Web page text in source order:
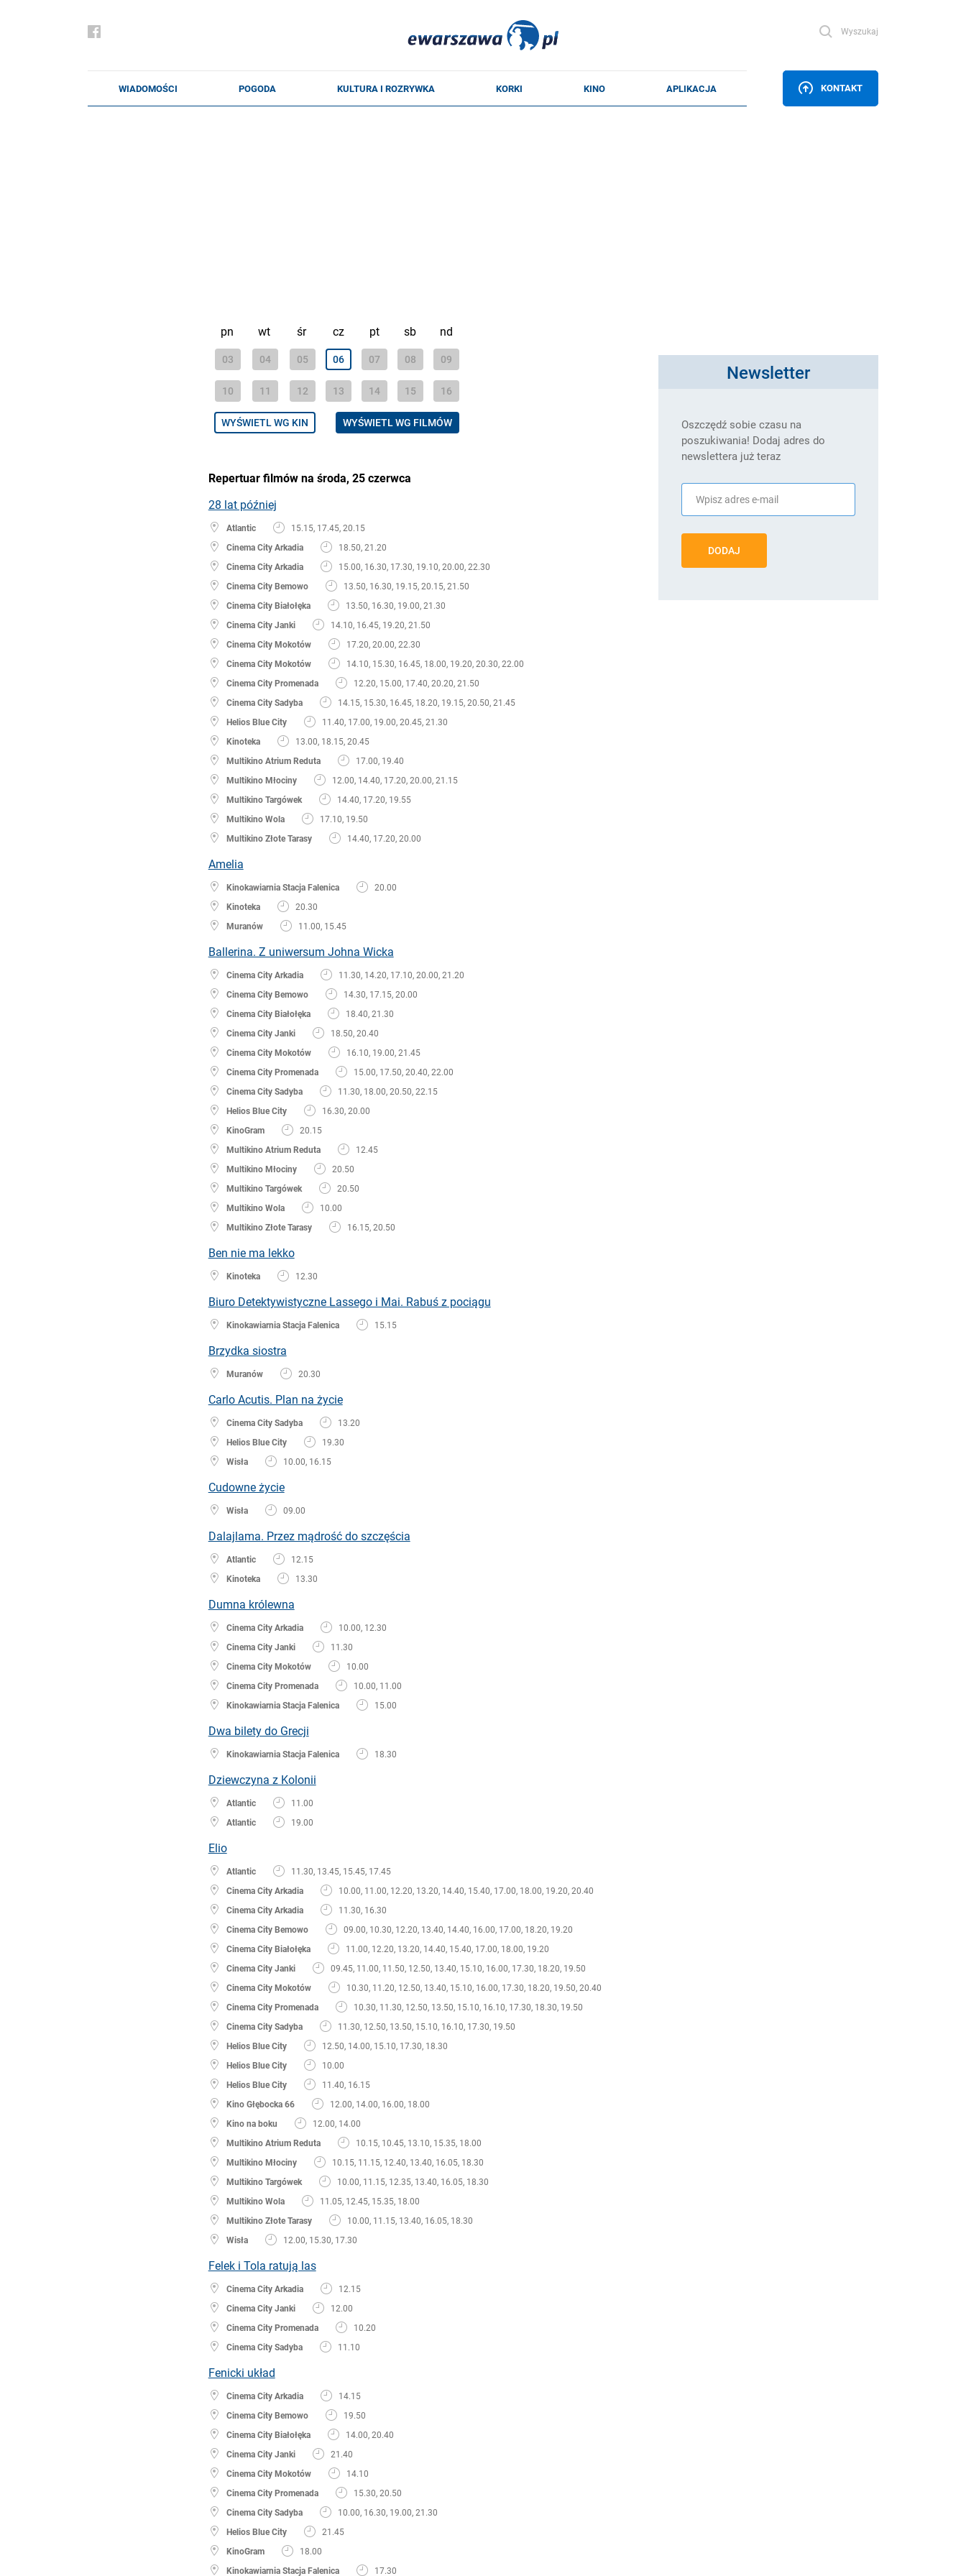
Wyszukaj
KONTAKT
pn wt śr cz pt sb nd
03 04 05 06 07 08 09
10 11 12 13 14 15 16
WYŚWIETL WG KIN WYŚWIETL WG FILMÓW
Repertuar filmów na środa, 25 czerwca
28 lat później
Atlantic
15.15, 17.45, 20.15
Cinema City Arkadia
18.50, 21.20
Cinema City Arkadia
15.00, 16.30, 17.30, 19.10, 20.00, 22.30
Cinema City Bemowo
13.50, 16.30, 19.15, 20.15, 21.50
Cinema City Białołęka
13.50, 16.30, 19.00, 21.30
Cinema City Janki
14.10, 16.45, 19.20, 21.50
Cinema City Mokotów
17.20, 20.00, 22.30
Cinema City Mokotów
14.10, 15.30, 16.45, 18.00, 19.20, 20.30, 22.00
Cinema City Promenada
12.20, 15.00, 17.40, 20.20, 21.50
Cinema City Sadyba
14.15, 15.30, 16.45, 18.20, 19.15, 20.50, 21.45
Helios Blue City
11.40, 17.00, 19.00, 20.45, 21.30
Kinoteka
13.00, 18.15, 20.45
Multikino Atrium Reduta
17.00, 19.40
Multikino Młociny
12.00, 14.40, 17.20, 20.00, 21.15
Multikino Targówek
14.40, 17.20, 19.55
Multikino Wola
17.10, 19.50
Multikino Złote Tarasy
14.40, 17.20, 20.00
Amelia
Kinokawiarnia Stacja Falenica
20.00
Kinoteka
20.30
Muranów
11.00, 15.45
Ballerina. Z uniwersum Johna Wicka
Cinema City Arkadia
11.30, 14.20, 17.10, 20.00, 21.20
Cinema City Bemowo
14.30, 17.15, 20.00
Cinema City Białołęka
18.40, 21.30
Cinema City Janki
18.50, 20.40
Cinema City Mokotów
16.10, 19.00, 21.45
Cinema City Promenada
15.00, 17.50, 20.40, 22.00
Cinema City Sadyba
11.30, 18.00, 20.50, 22.15
Helios Blue City
16.30, 20.00
KinoGram
20.15
Multikino Atrium Reduta
12.45
Multikino Młociny
20.50
Multikino Targówek
20.50
Multikino Wola
10.00
Multikino Złote Tarasy
16.15, 20.50
Ben nie ma lekko
Kinoteka 12.30
Biuro Detektywistyczne Lassego i Mai. Rabuś z pociągu
Kinokawiarnia Stacja Falenica 15.15
Brzydka siostra
Muranów 20.30
Carlo Acutis. Plan na życie
Cinema City Sadyba
13.20
Helios Blue City
19.30
Wisła
10.00, 16.15
Cudowne życie
Wisła 09.00
Dalajlama. Przez mądrość do szczęścia
Atlantic
12.15
Kinoteka
13.30
Dumna królewna
Cinema City Arkadia
10.00, 12.30
Cinema City Janki
11.30
Cinema City Mokotów
10.00
Cinema City Promenada
10.00, 11.00
Kinokawiarnia Stacja Falenica
15.00
Dwa bilety do Grecji
Kinokawiarnia Stacja Falenica 18.30
Dziewczyna z Kolonii
Atlantic
11.00
Atlantic
19.00
Elio
Atlantic
11.30, 13.45, 15.45, 17.45
Cinema City Arkadia
10.00, 11.00, 12.20, 13.20, 14.40, 15.40, 17.00, 18.00, 19.20, 20.40
Cinema City Arkadia
11.30, 16.30
Cinema City Bemowo
09.00, 10.30, 12.20, 13.40, 14.40, 16.00, 17.00, 18.20, 19.20
Cinema City Białołęka
11.00, 12.20, 13.20, 14.40, 15.40, 17.00, 18.00, 19.20
Cinema City Janki
09.45, 11.00, 11.50, 12.50, 13.40, 15.10, 16.00, 17.30, 18.20, 19.50
Cinema City Mokotów
10.30, 11.20, 12.50, 13.40, 15.10, 16.00, 17.30, 18.20, 19.50, 20.40
Cinema City Promenada
10.30, 11.30, 12.50, 13.50, 15.10, 16.10, 17.30, 18.30, 19.50
Cinema City Sadyba
11.30, 12.50, 13.50, 15.10, 16.10, 17.30, 19.50
Helios Blue City
12.50, 14.00, 15.10, 17.30, 18.30
Helios Blue City
10.00
Helios Blue City
11.40, 16.15
Kino Głębocka 66
12.00, 14.00, 16.00, 18.00
Kino na boku
12.00, 14.00
Multikino Atrium Reduta
10.15, 10.45, 13.10, 15.35, 18.00
Multikino Młociny
10.15, 11.15, 12.40, 13.40, 16.05, 18.30
Multikino Targówek
10.00, 11.15, 12.35, 13.40, 16.05, 18.30
Multikino Wola
11.05, 12.45, 15.35, 18.00
Multikino Złote Tarasy
10.00, 11.15, 13.40, 16.05, 18.30
Wisła
12.00, 15.30, 17.30
Felek i Tola ratują las
Cinema City Arkadia
12.15
Cinema City Janki
12.00
Cinema City Promenada
10.20
Cinema City Sadyba
11.10
Fenicki układ
Cinema City Arkadia
14.15
Cinema City Bemowo
19.50
Cinema City Białołęka
14.00, 20.40
Cinema City Janki
21.40
Cinema City Mokotów
14.10
Cinema City Promenada
15.30, 20.50
Cinema City Sadyba
10.00, 16.30, 19.00, 21.30
Helios Blue City
21.45
KinoGram
18.00
Kinokawiarnia Stacja Falenica
17.30
Newsletter
Oszczędź sobie czasu na
poszukiwania! Dodaj adres do
newslettera już teraz
DODAJ